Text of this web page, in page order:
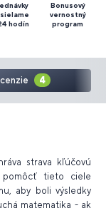
hodín
Bonusový
vernostný
program
4
strava kľúčovú
pomôcť tieto ciele
aby boli výsledky
matematika - ak